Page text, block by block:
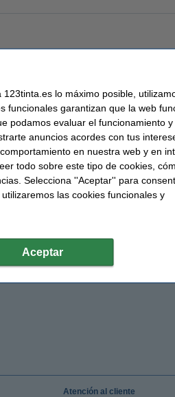
Atención al cliente
lo máximo posible,
funcionales garantizan que la web
podamos evaluar el funcionamiento y
anuncios acordes con tus
en nuestra web y en
todo sobre este tipo de cookies,
Selecciona ''Aceptar'' para
las cookies funcionales y
Aceptar